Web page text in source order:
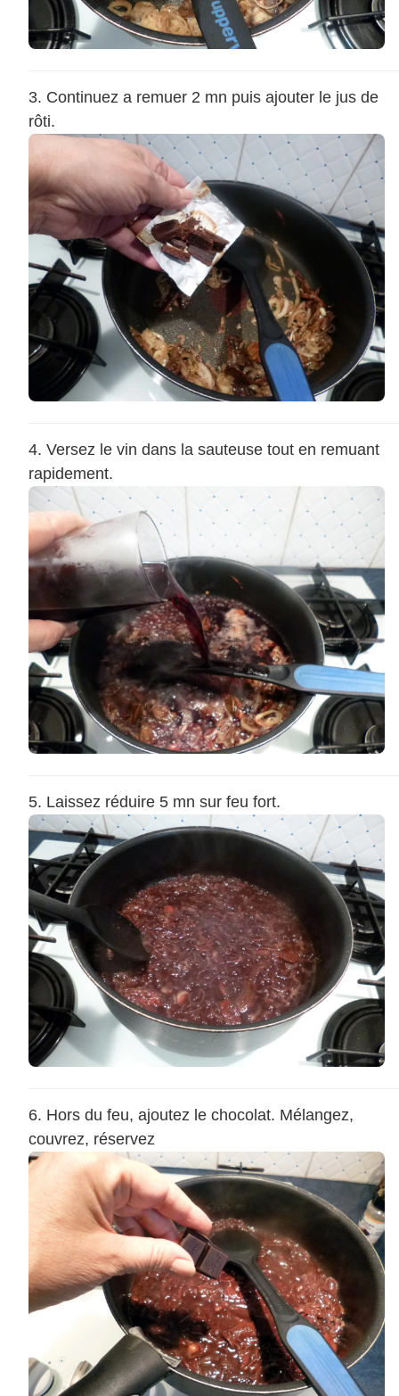
Continuez a remuer 2 mn puis ajouter le jus de
rôti.
Versez le vin dans la sauteuse tout en remuant
rapidement.
Laissez réduire 5 mn sur feu fort.
Hors du feu, ajoutez le chocolat. Mélangez,
couvrez, réservez